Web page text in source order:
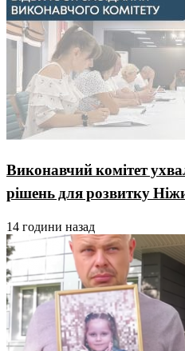
Виконавчий комітет
рішень для розвитку
14 години назад